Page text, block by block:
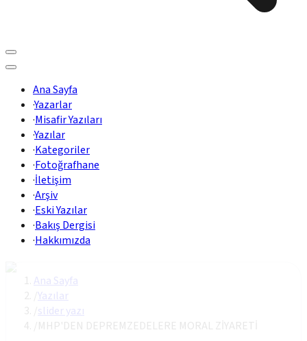
Ana Sayfa
·Yazarlar
·Misafir Yazıları
·Yazılar
·Kategoriler
·Fotoğrafhane
·İletişim
·Arşiv
·Eski Yazılar
·Bakış Dergisi
·Hakkımızda
Ana Sayfa
Yazılar
slider yazı
MHP'DEN DEPREMZEDELERE MORAL ZİYARETİ